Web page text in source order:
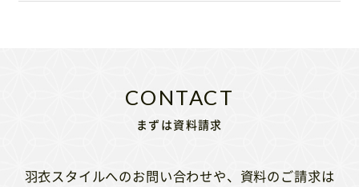
まずは資料請求
羽衣スタイルへのお問い合わせや、資料のご請求は